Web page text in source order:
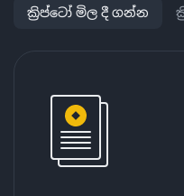
ක්‍රිප්ටෝ මිල දී ගන්න